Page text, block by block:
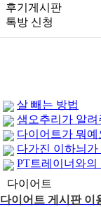
손잡고 ‘
[건강]
터 줄..
후기게시판
톡방 신청
살 빼는 방법
샘오추리가 알
다이어트가 뭐
다가진 이하늬
PT트레이너와의
다이어트
다이어트 게시판 이